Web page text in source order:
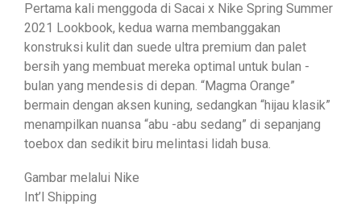
Pertama kali menggoda di Sacai x Nike Spring Summer
2021 Lookbook, kedua warna membanggakan
konstruksi kulit dan suede ultra premium dan palet
bersih yang membuat mereka optimal untuk bulan -
bulan yang mendesis di depan. “Magma Orange”
bermain dengan aksen kuning, sedangkan “hijau klasik”
menampilkan nuansa “abu -abu sedang” di sepanjang
toebox dan sedikit biru melintasi lidah busa.
Gambar melalui Nike
Int’l Shipping